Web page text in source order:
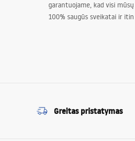
garantuojame, kad visi
100% saugūs sveikatai ir
Greitas pristatymas